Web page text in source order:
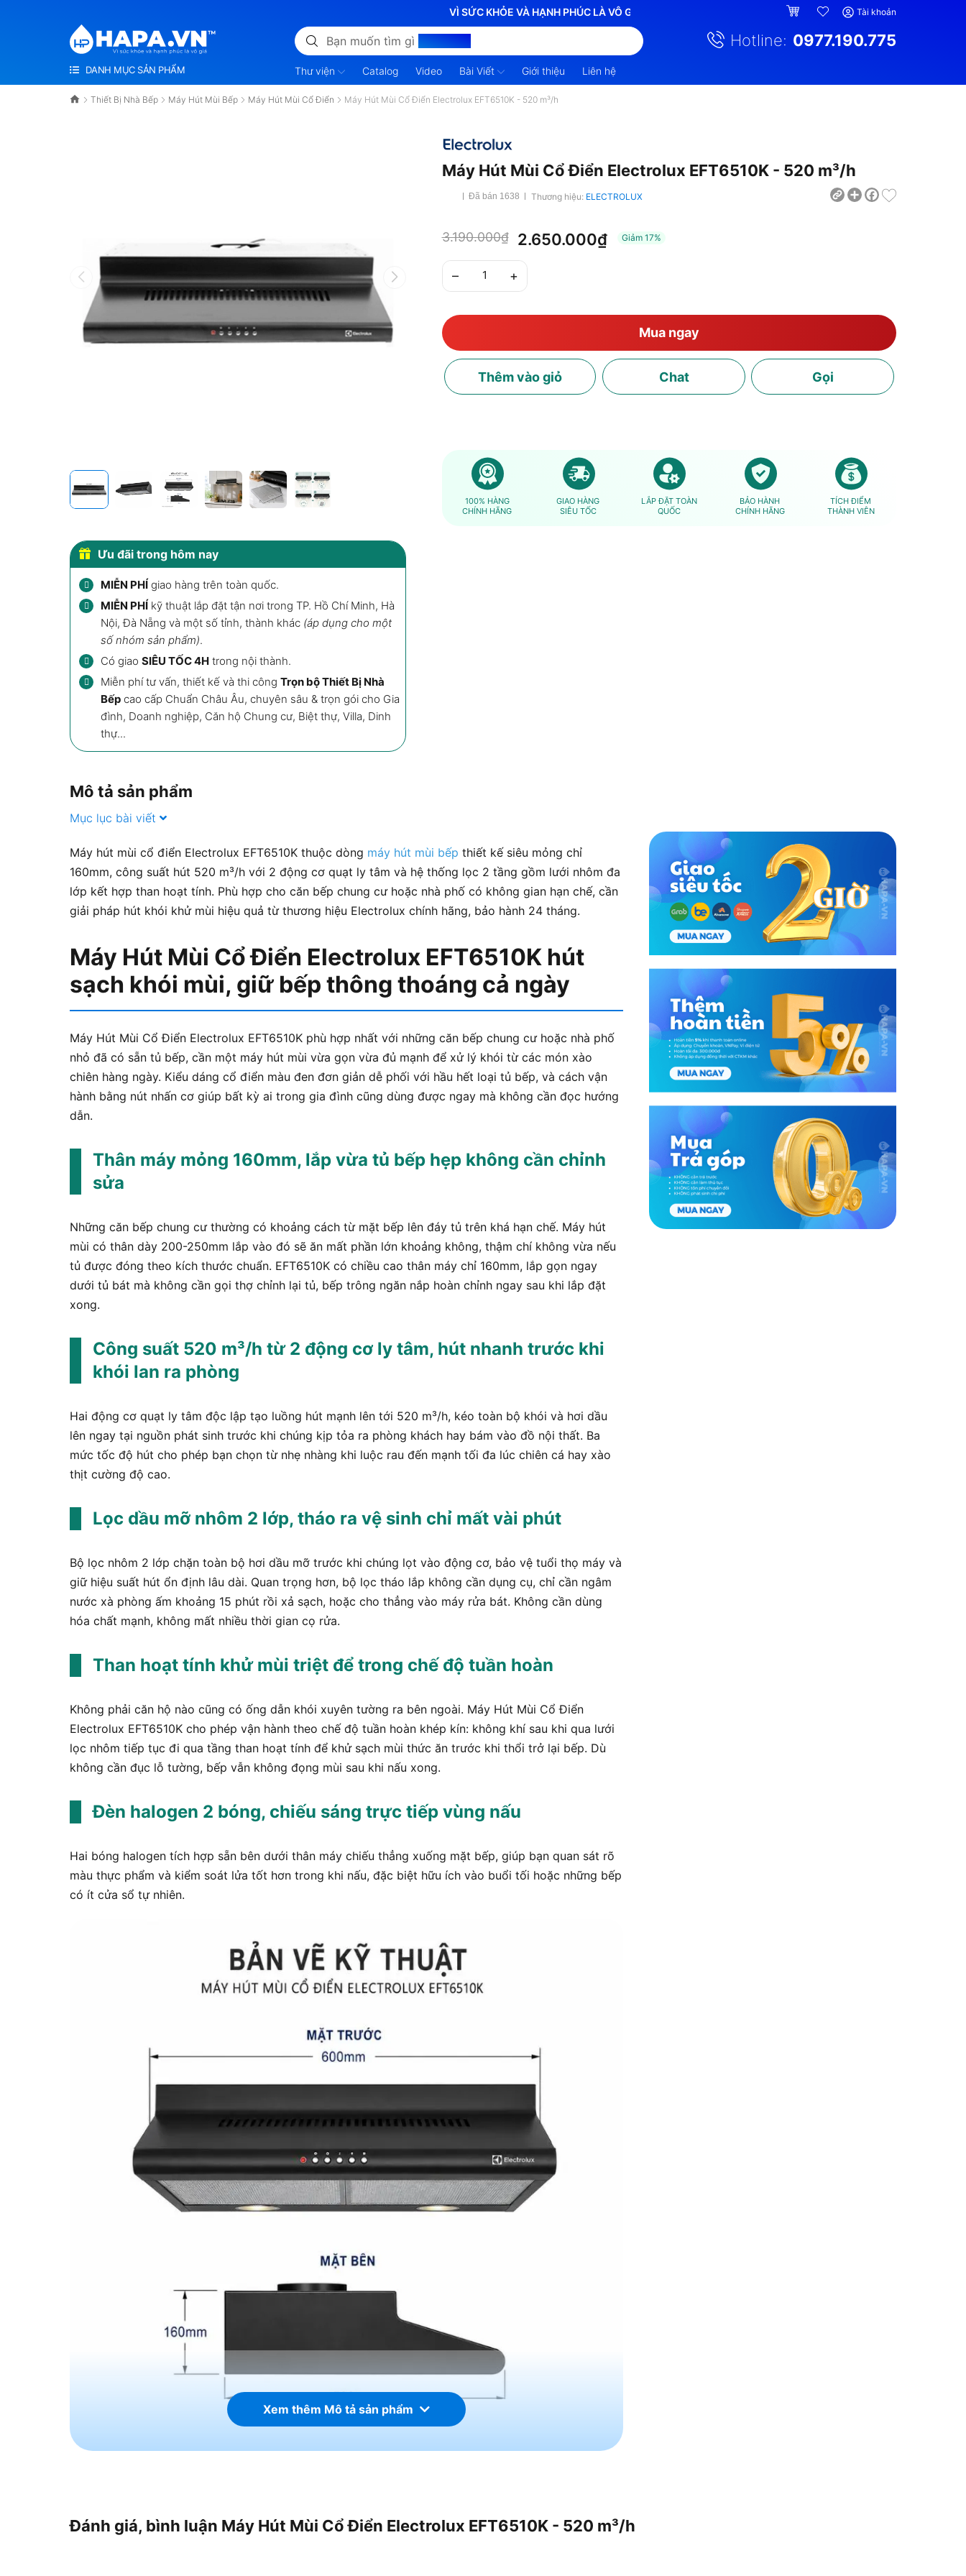
VÌ SỨC KHỎE VÀ HẠNH PHÚC LÀ VÔ GIÁ Tài khoản
Bạn muốn tìm gì hôm nay? Hotline: 0977.190.775
DANH MỤC SẢN PHẨM Thư viện Catalog Video Bài Viết Giới thiệu Liên hệ
Thiết Bị Nhà Bếp Máy Hút Mùi Bếp Máy Hút Mùi Cổ Điển Máy Hút Mùi Cổ Điển Electrolux EFT6510K - 520 m³/h
Ưu đãi trong hôm nay
MIỄN PHÍ giao hàng trên toàn quốc.
MIỄN PHÍ kỹ thuật lắp đặt tận nơi trong TP. Hồ Chí Minh, Hà
Nội, Đà Nẵng và một số tỉnh, thành khác (áp dụng cho một
số nhóm sản phẩm).
Có giao SIÊU TỐC 4H trong nội thành.
Miễn phí tư vấn, thiết kế và thi công Trọn bộ Thiết Bị Nhà
Bếp cao cấp Chuẩn Châu Âu, chuyên sâu & trọn gói cho Gia
đình, Doanh nghiệp, Căn hộ Chung cư, Biệt thự, Villa, Dinh
thự...
Máy Hút Mùi Cổ Điển Electrolux EFT6510K - 520 m³/h
Đã bán 1638 Thương hiệu: ELECTROLUX ShareFacebook
3.190.000₫ 2.650.000₫ Giảm 17%
– +
Mua ngay
Thêmvào giỏ Chat Gọi
100% HÀNG
CHÍNH HÃNG
GIAO HÀNG
SIÊU TỐC
LẮP ĐẶT TOÀN
QUỐC
BẢO HÀNH
CHÍNH HÃNG
TÍCH ĐIỂM
THÀNH VIÊN
Mô tả sản phẩm
Mục lục bài viết
Máy hút mùi cổ điển Electrolux EFT6510K thuộc dòng máy hút mùi bếp thiết kế siêu mỏng chỉ
160mm, công suất hút 520 m³/h với 2 động cơ quạt ly tâm và hệ thống lọc 2 tầng gồm lưới nhôm đa
lớp kết hợp than hoạt tính. Phù hợp cho căn bếp chung cư hoặc nhà phố có không gian hạn chế, cần
giải pháp hút khói khử mùi hiệu quả từ thương hiệu Electrolux chính hãng, bảo hành 24 tháng.
Máy Hút Mùi Cổ Điển Electrolux EFT6510K hút
sạch khói mùi, giữ bếp thông thoáng cả ngày
Máy Hút Mùi Cổ Điển Electrolux EFT6510K phù hợp nhất với những căn bếp chung cư hoặc nhà phố
nhỏ đã có sẵn tủ bếp, cần một máy hút mùi vừa gọn vừa đủ mạnh để xử lý khói từ các món xào
chiên hàng ngày. Kiểu dáng cổ điển màu đen đơn giản dễ phối với hầu hết loại tủ bếp, và cách vận
hành bằng nút nhấn cơ giúp bất kỳ ai trong gia đình cũng dùng được ngay mà không cần đọc hướng
dẫn.
Thân máy mỏng 160mm, lắp vừa tủ bếp hẹp không cần chỉnh
sửa
Những căn bếp chung cư thường có khoảng cách từ mặt bếp lên đáy tủ trên khá hạn chế. Máy hút
mùi có thân dày 200-250mm lắp vào đó sẽ ăn mất phần lớn khoảng không, thậm chí không vừa nếu
tủ được đóng theo kích thước chuẩn. EFT6510K có chiều cao thân máy chỉ 160mm, lắp gọn ngay
dưới tủ bát mà không cần gọi thợ chỉnh lại tủ, bếp trông ngăn nắp hoàn chỉnh ngay sau khi lắp đặt
xong.
Công suất 520 m³/h từ 2 động cơ ly tâm, hút nhanh trước khi
khói lan ra phòng
Hai động cơ quạt ly tâm độc lập tạo luồng hút mạnh lên tới 520 m³/h, kéo toàn bộ khói và hơi dầu
lên ngay tại nguồn phát sinh trước khi chúng kịp tỏa ra phòng khách hay bám vào đồ nội thất. Ba
mức tốc độ hút cho phép bạn chọn từ nhẹ nhàng khi luộc rau đến mạnh tối đa lúc chiên cá hay xào
thịt cường độ cao.
Lọc dầu mỡ nhôm 2 lớp, tháo ra vệ sinh chỉ mất vài phút
Bộ lọc nhôm 2 lớp chặn toàn bộ hơi dầu mỡ trước khi chúng lọt vào động cơ, bảo vệ tuổi thọ máy và
giữ hiệu suất hút ổn định lâu dài. Quan trọng hơn, bộ lọc tháo lắp không cần dụng cụ, chỉ cần ngâm
nước xà phòng ấm khoảng 15 phút rồi xả sạch, hoặc cho thẳng vào máy rửa bát. Không cần dùng
hóa chất mạnh, không mất nhiều thời gian cọ rửa.
Than hoạt tính khử mùi triệt để trong chế độ tuần hoàn
Không phải căn hộ nào cũng có ống dẫn khói xuyên tường ra bên ngoài. Máy Hút Mùi Cổ Điển
Electrolux EFT6510K cho phép vận hành theo chế độ tuần hoàn khép kín: không khí sau khi qua lưới
lọc nhôm tiếp tục đi qua tầng than hoạt tính để khử sạch mùi thức ăn trước khi thổi trở lại bếp. Dù
không cần đục lỗ tường, bếp vẫn không đọng mùi sau khi nấu xong.
Đèn halogen 2 bóng, chiếu sáng trực tiếp vùng nấu
Hai bóng halogen tích hợp sẵn bên dưới thân máy chiếu thẳng xuống mặt bếp, giúp bạn quan sát rõ
màu thực phẩm và kiểm soát lửa tốt hơn trong khi nấu, đặc biệt hữu ích vào buổi tối hoặc những bếp
có ít cửa sổ tự nhiên.
Electrolux EFT6510K
Xem thêm Mô tả sản phẩm
Đánh giá, bình luận Máy Hút Mùi Cổ Điển Electrolux EFT6510K - 520 m³/h